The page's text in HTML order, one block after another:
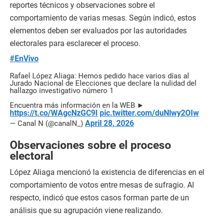
reportes técnicos y observaciones sobre el
comportamiento de varias mesas. Según indicó, estos
elementos deben ser evaluados por las autoridades
electorales para esclarecer el proceso.
#EnVivo
Rafael López Aliaga: Hemos pedido hace varios días al
Jurado Nacional de Elecciones que declare la nulidad del
hallazgo investigativo número 1
Encuentra más información en la WEB ►
https://t.co/WAgcNzGC9I pic.twitter.com/duNlwy2OIw
— Canal N (@canalN_) April 28, 2026
Observaciones sobre el proceso
electoral
López Aliaga mencionó la existencia de diferencias en el
comportamiento de votos entre mesas de sufragio. Al
respecto, indicó que estos casos forman parte de un
análisis que su agrupación viene realizando.